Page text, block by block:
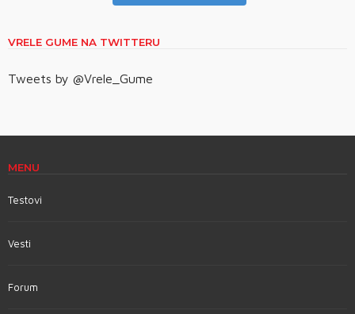
VRELE GUME NA TWITTERU
Tweets by @Vrele_Gume
MENU
Testovi
Vesti
Forum